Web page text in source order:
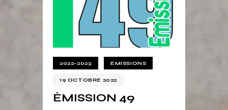
2022-2023 EMISSIONS
19 OCTOBRE 2022
ÉMISSION 49